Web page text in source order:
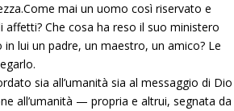
mai un uomo così riservato e
Che cosa ha reso il suo ministero
lui un padre, un maestro, un amico? Le
sia all’umanità sia al messaggio di Dio
all’umanità — propria e altrui, segnata da